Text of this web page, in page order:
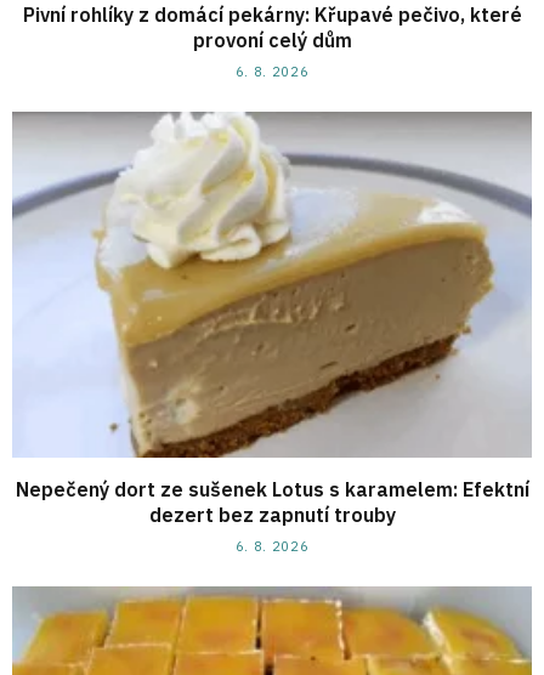
Pivní rohlíky z domácí pekárny: Křupavé pečivo, které
provoní celý dům
6. 8. 2026
Nepečený dort ze sušenek Lotus s karamelem: Efektní
dezert bez zapnutí trouby
6. 8. 2026